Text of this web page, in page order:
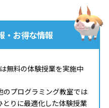
・お得な情報
無料の体験授業を実施中
のプログラミング教室では
りに最適化した体験授業